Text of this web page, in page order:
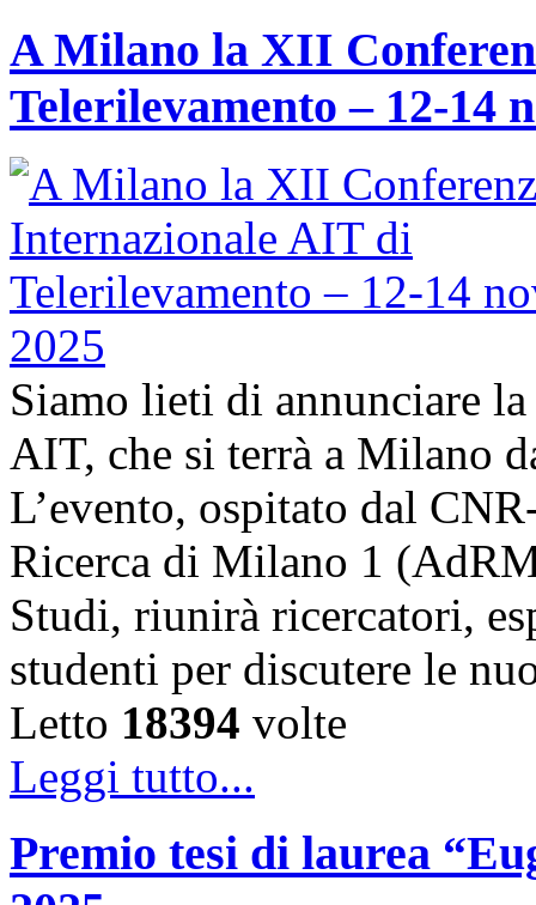
A Milano la XII
Telerilevamento – 12-14
Siamo lieti di annunciare
AIT, che si terrà a Milano
L’evento, ospitato dal
Ricerca di Milano 1
Studi, riunirà ricercatori,
studenti per discutere le
Letto 18394 volte
Leggi tutto...
Premio tesi di laurea